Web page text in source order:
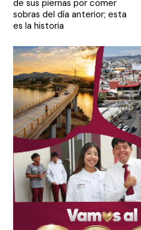
entradas
de sus piernas por comer
sobras del día anterior; esta
es la historia